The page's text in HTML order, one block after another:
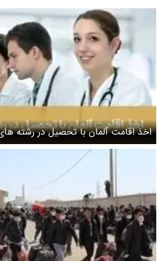
اخذ اقامت آلمان با تحصیل در رشته
2023)